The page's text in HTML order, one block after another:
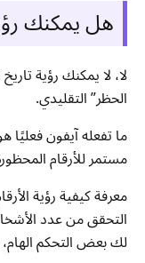
هل يمكنك
لا، لا يمكنك رؤية
الحظر” التقليدي.
ما تفعله آيفون
مستمر للأرقام
معرفة كيفية رؤية
التحقق من عدد
لك بعض التحكم